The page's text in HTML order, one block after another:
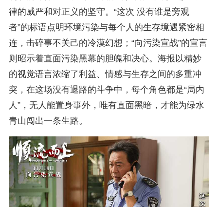
律的威严和对正义的坚守。“这次 没有谁是旁观
者”的标语点明环境污染与每个人的生存境遇紧密相
连，击碎事不关己的冷漠幻想；“向污染宣战”的宣言
则昭示着直面污染黑幕的胆魄和决心。海报以精妙
的视觉语言浓缩了利益、情感与生存之间的多重冲
突，在这场没有退路的斗争中，每个角色都是“局内
人”，无人能置身事外，唯有直面黑暗，才能为绿水
青山闯出一条生路。